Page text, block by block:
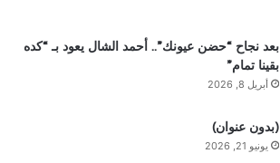
بعد نجاح “حضن عيونك”.. أحمد الشال يعود بـ “كده
بقينا تمام”
أبريل 8, 2026
(بدون عنوان)
يونيو 21, 2026